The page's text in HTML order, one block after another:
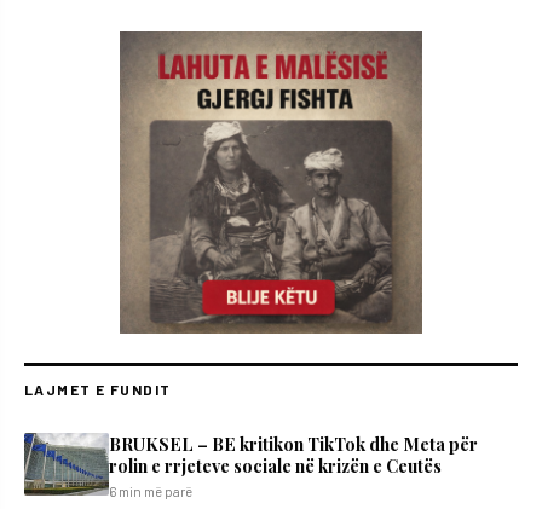
LAJMET E FUNDIT
BRUKSEL – BE kritikon TikTok dhe Meta për
rolin e rrjeteve sociale në krizën e Ceutës
6 min më parë